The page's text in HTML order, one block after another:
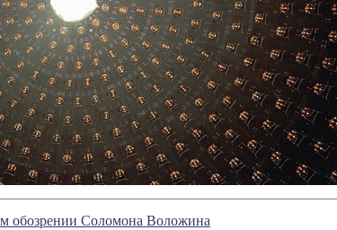
обозрении Соломона Воложина